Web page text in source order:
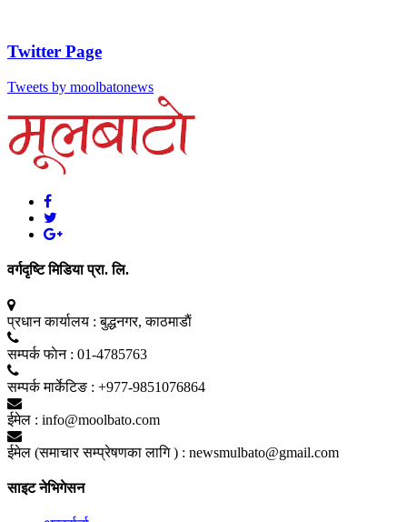
Twitter Page
Tweets by moolbatonews
वर्गदृष्टि मिडिया प्रा. लि.
प्रधान कार्यालय : बुद्धनगर, काठमाडाैं
सम्पर्क फाेन : 01-4785763
सम्पर्क मार्केटिङ : +977-9851076864
ईमेल : info@moolbato.com
ईमेल (समाचार सम्प्रेषणका लागि ) : newsmulbato@gmail.com
साइट नेभिगेसन